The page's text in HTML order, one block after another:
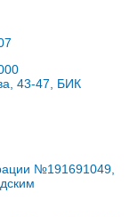
43-47, БИК
№191691049,